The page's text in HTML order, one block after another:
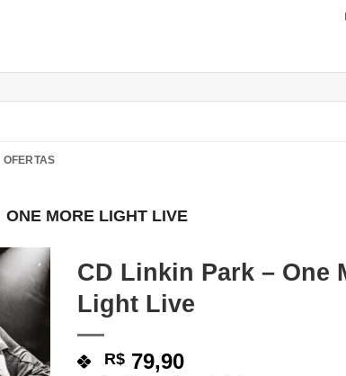
OFERTAS
ONE MORE LIGHT LIVE
de
CD Linkin Park – One
Light Live
R$ 79,90